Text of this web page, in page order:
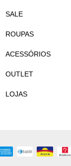
SALE
ROUPAS
ACESSÓRIOS
OUTLET
LOJAS